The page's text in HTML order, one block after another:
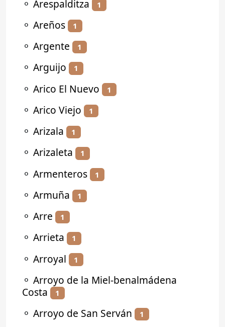
⚬ Arespalditza 1
⚬ Areños 1
⚬ Argente 1
⚬ Arguijo 1
⚬ Arico El Nuevo 1
⚬ Arico Viejo 1
⚬ Arizala 1
⚬ Arizaleta 1
⚬ Armenteros 1
⚬ Armuña 1
⚬ Arre 1
⚬ Arrieta 1
⚬ Arroyal 1
⚬ Arroyo de la Miel-benalmádena
Costa
1
⚬ Arroyo de San Serván 1